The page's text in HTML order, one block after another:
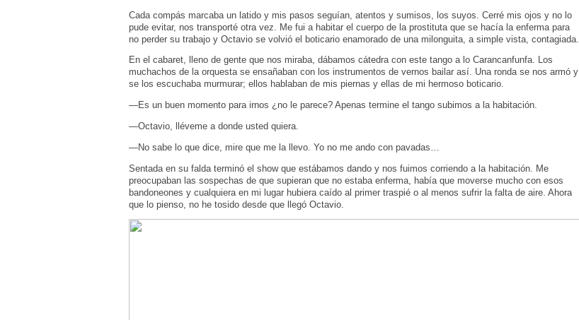
Cada compás marcaba un latido y mis pasos seguían, atentos y sumisos, los suyos. Cerré mis ojos y no lo
pude evitar, nos transporté otra vez. Me fui a habitar el cuerpo de la prostituta que se hacía la enferma para
no perder su trabajo y Octavio se volvió el boticario enamorado de una milonguita, a simple vista, contagiada.
En el cabaret, lleno de gente que nos miraba, dábamos cátedra con este tango a lo Carancanfunfa. Los
muchachos de la orquesta se ensañaban con los instrumentos de vernos bailar así. Una ronda se nos armó y
se los escuchaba murmurar; ellos hablaban de mis piernas y ellas de mi hermoso boticario.
—Es un buen momento para irnos ¿no le parece? Apenas termine el tango subimos a la habitación.
—Octavio, lléveme a donde usted quiera.
—No sabe lo que dice, mire que me la llevo. Yo no me ando con pavadas…
Sentada en su falda terminó el show que estábamos dando y nos fuimos corriendo a la habitación. Me
preocupaban las sospechas de que supieran que no estaba enferma, había que moverse mucho con esos
bandoneones y cualquiera en mi lugar hubiera caído al primer traspié o al menos sufrir la falta de aire. Ahora
que lo pienso, no he tosido desde que llegó Octavio.